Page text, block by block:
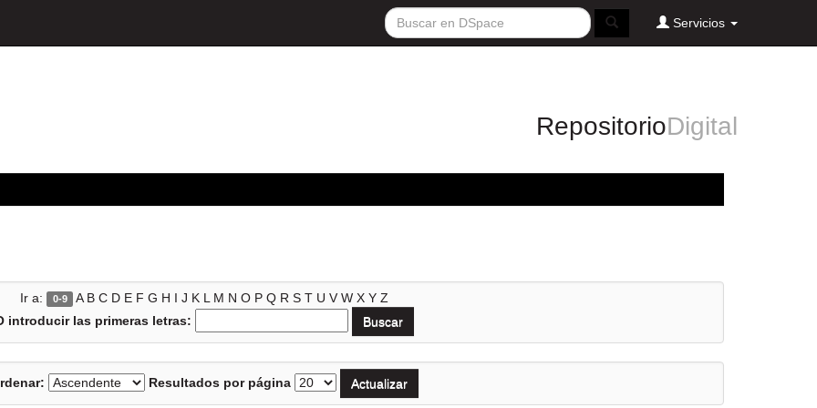
Servicios
RepositorioDigital
Ir a: 0-9 A B C D E F G H I J K L M N O P Q R S T U V W X Y Z
introducir las primeras letras:
Resultados por página